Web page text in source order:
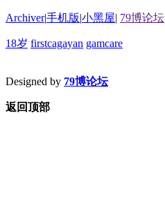
Archiver|手机版|小黑屋| 79博论坛
18岁 firstcagayan gamcare
Designed by 79博论坛
返回顶部